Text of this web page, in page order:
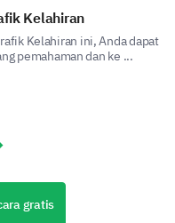
any additional
comments or
Kelahiran
Kelahiran ini, Anda dapat
pemahaman dan ke ...
slide
gratis